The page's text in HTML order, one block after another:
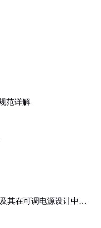
范详解
其在可调电源设计中的